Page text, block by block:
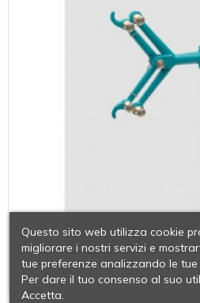
Questo sito web utilizza cookie
migliorare i nostri servizi e
tue preferenze analizzando le
Per dare il tuo consenso al suo
Accetta.